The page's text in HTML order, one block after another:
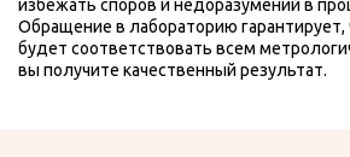
избежать споров и недоразумений в
Обращение в лабораторию гарантирует,
будет соответствовать всем
вы получите качественный результат.